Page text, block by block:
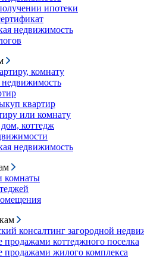
ипотеки
недвижимость
комнату
недвижимость
квартир
или комнату
дом, коттедж
недвижимость
комнаты
консалтинг загородной
продажами коттеджного поселка
продажами жилого комплекса